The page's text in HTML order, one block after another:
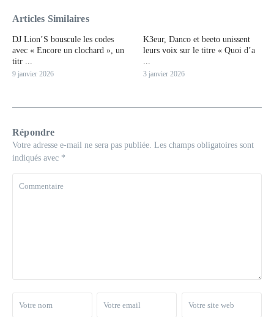
Articles Similaires
DJ Lion’S bouscule les codes
avec « Encore un clochard », un
titr ...
9 janvier 2026
K3eur, Danco et beeto unissent
leurs voix sur le titre « Quoi d’a
3 janvier 2026
Répondre
Votre adresse e-mail ne sera pas publiée. Les champs obligatoires sont
indiqués avec *